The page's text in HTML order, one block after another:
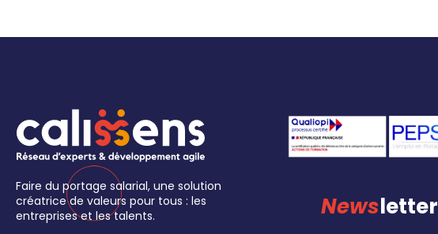
Faire du portage salarial, une solution
créatrice de valeurs pour tous : les
entreprises et les talents.
Newsletter